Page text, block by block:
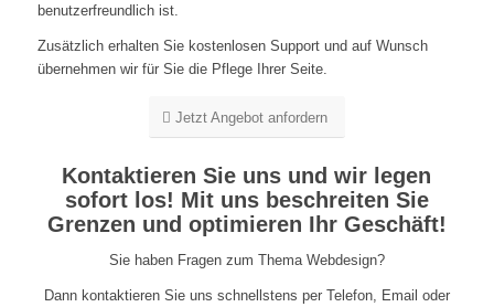
benutzerfreundlich ist.
Zusätzlich erhalten Sie kostenlosen Support und auf Wunsch
übernehmen wir für Sie die Pflege Ihrer Seite.
Jetzt Angebot anfordern
Kontaktieren Sie uns und wir legen
sofort los! Mit uns beschreiten Sie
Grenzen und optimieren Ihr Geschäft!
Sie haben Fragen zum Thema Webdesign?
Dann kontaktieren Sie uns schnellstens per Telefon, Email oder